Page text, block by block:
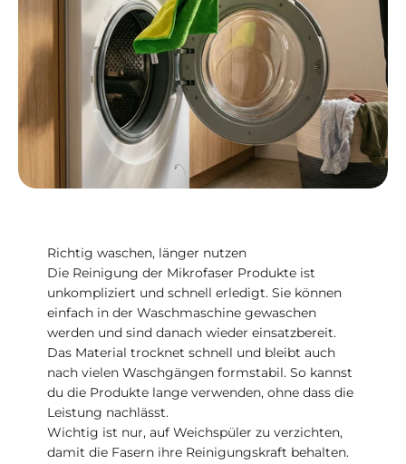
Richtig waschen, länger nutzen
Die Reinigung der Mikrofaser Produkte ist
unkompliziert und schnell erledigt. Sie können
einfach in der Waschmaschine gewaschen
werden und sind danach wieder einsatzbereit.
Das Material trocknet schnell und bleibt auch
nach vielen Waschgängen formstabil. So kannst
du die Produkte lange verwenden, ohne dass die
Leistung nachlässt.
Wichtig ist nur, auf Weichspüler zu verzichten,
damit die Fasern ihre Reinigungskraft behalten.